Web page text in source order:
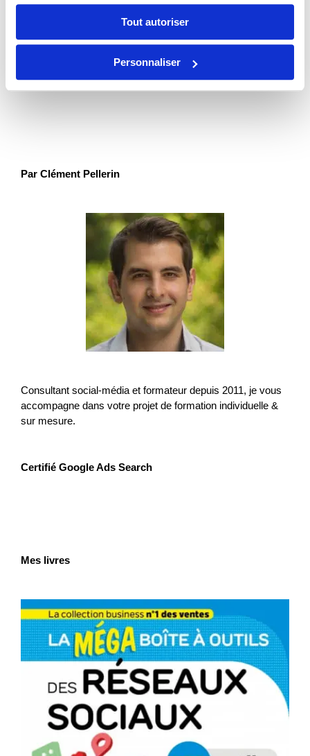
Tout autoriser
Personnaliser
Autres Reseaux Sociaux
Les dernières
Par Clément Pellerin
Consultant social-média et formateur depuis 2011, je vous
accompagne dans votre projet de formation individuelle &
sur mesure.
Certifié Google Ads Search
Mes livres